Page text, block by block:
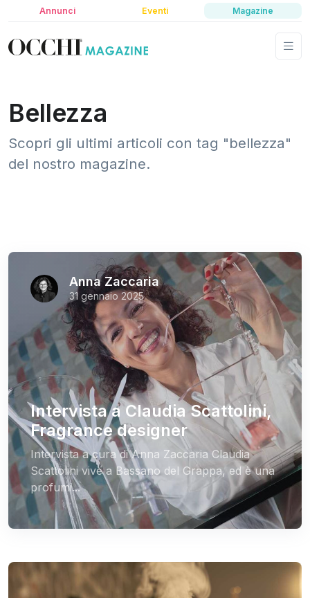
Annunci Eventi Magazine
Bellezza
Scopri gli ultimi articoli con tag "bellezza"
del nostro magazine.
Anna Zaccaria
31 gennaio 2025
Intervista a Claudia Scattolini,
Fragrance designer
Intervista a cura di Anna Zaccaria Claudia
Scattolini vive a Bassano del Grappa, ed è una
profumi...